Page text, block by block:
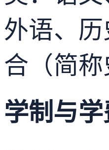
外语、
合（简称
学制与学